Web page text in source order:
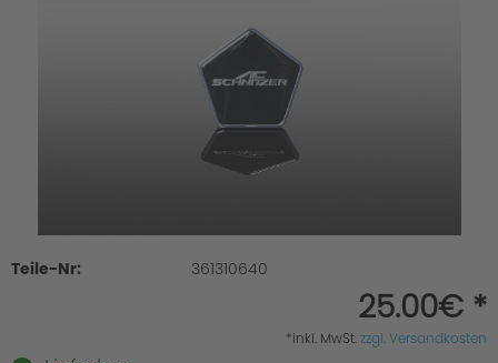
Teile-Nr: 361310640
25.00€ *
*inkl. MwSt.zzgl. Versandkosten